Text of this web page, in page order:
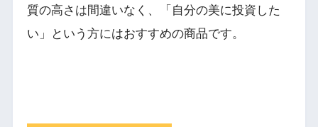
質の高さは間違いなく、「自分の美に投資した
い」という方にはおすすめの商品です。